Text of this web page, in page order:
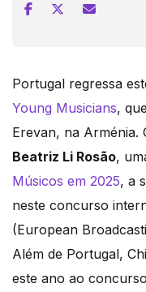
Portugal regressa
Young Musicians,
Erevan, na Arménia.
Beatriz Li Rosão,
Músicos em 2025, a
neste concurso
(European
Além de Portugal,
este ano ao